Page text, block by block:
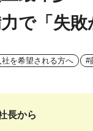
で「失
社を希望される方へ #
長から